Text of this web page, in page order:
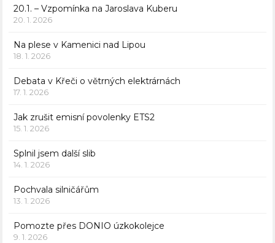
20.1. – Vzpomínka na Jaroslava Kuberu
20. 1. 2026
Na plese v Kamenici nad Lipou
18. 1. 2026
Debata v Křeči o větrných elektrárnách
17. 1. 2026
Jak zrušit emisní povolenky ETS2
15. 1. 2026
Splnil jsem další slib
14. 1. 2026
Pochvala silničářům
13. 1. 2026
Pomozte přes DONIO úzkokolejce
9. 1. 2026